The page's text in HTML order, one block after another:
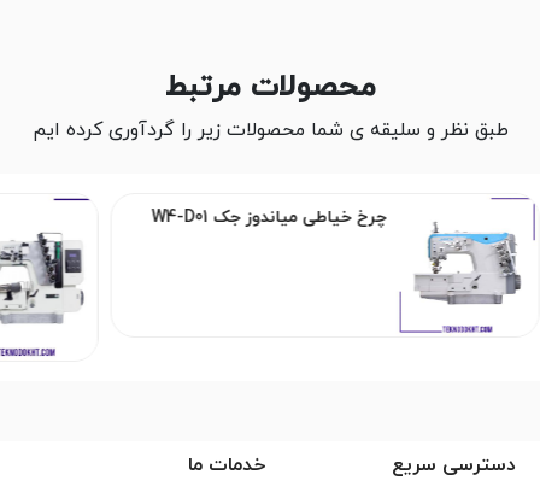
محصولات مرتبط
طبق نظر و سلیقه ی شما محصولات زیر را گردآوری کرده ایم
چرخ خیاطی میاندوز جک W4-D01
دسترسی سریع خدمات ما